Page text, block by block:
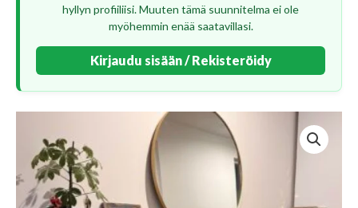
hyllyn profiiliisi. Muuten tämä suunnitelma ei ole
myöhemmin enää saatavillasi.
Kirjaudu sisään / Rekisteröidy